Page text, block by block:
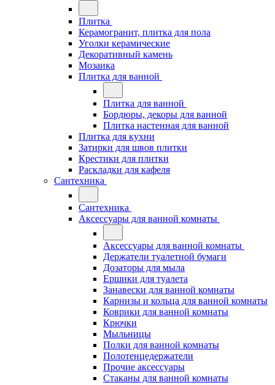
Плитка
Керамогранит, плитка для пола
Уголки керамические
Декоративный камень
Мозаика
Плитка для ванной
Плитка для ванной
Бордюры, декоры для ванной
Плитка настенная для ванной
Плитка для кухни
Затирки для швов плитки
Крестики для плитки
Раскладки для кафеля
Сантехника
Сантехника
Аксессуары для ванной комнаты
Аксессуары для ванной комнаты
Держатели туалетной бумаги
Дозаторы для мыла
Ершики для туалета
Занавески для ванной комнаты
Карнизы и кольца для ванной комнаты
Коврики для ванной комнаты
Крючки
Мыльницы
Полки для ванной комнаты
Полотенцедержатели
Прочие аксессуары
Стаканы для ванной комнаты